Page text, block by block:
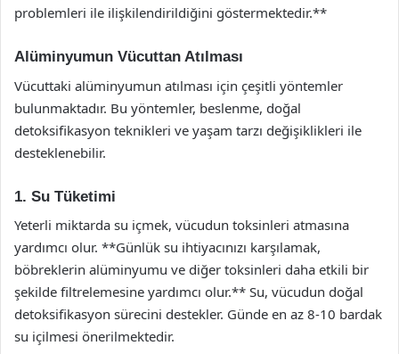
problemleri ile ilişkilendirildiğini göstermektedir.**
Alüminyumun Vücuttan Atılması
Vücuttaki alüminyumun atılması için çeşitli yöntemler
bulunmaktadır. Bu yöntemler, beslenme, doğal
detoksifikasyon teknikleri ve yaşam tarzı değişiklikleri ile
desteklenebilir.
1. Su Tüketimi
Yeterli miktarda su içmek, vücudun toksinleri atmasına
yardımcı olur. **Günlük su ihtiyacınızı karşılamak,
böbreklerin alüminyumu ve diğer toksinleri daha etkili bir
şekilde filtrelemesine yardımcı olur.** Su, vücudun doğal
detoksifikasyon sürecini destekler. Günde en az 8-10 bardak
su içilmesi önerilmektedir.